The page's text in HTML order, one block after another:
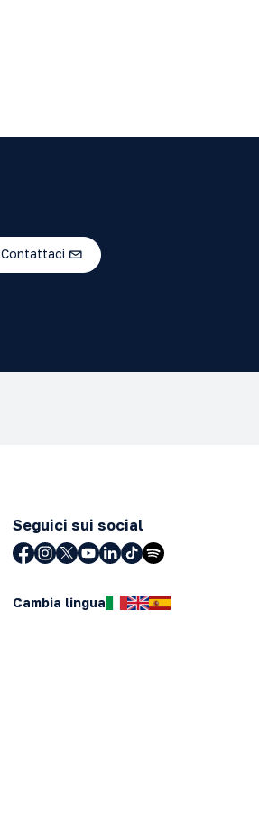
Contattaci
Seguici sui social
Cambia lingua